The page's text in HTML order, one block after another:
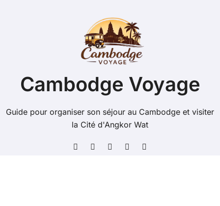
Cambodge Voyage
Guide pour organiser son séjour au Cambodge et visiter
la Cité d'Angkor Wat